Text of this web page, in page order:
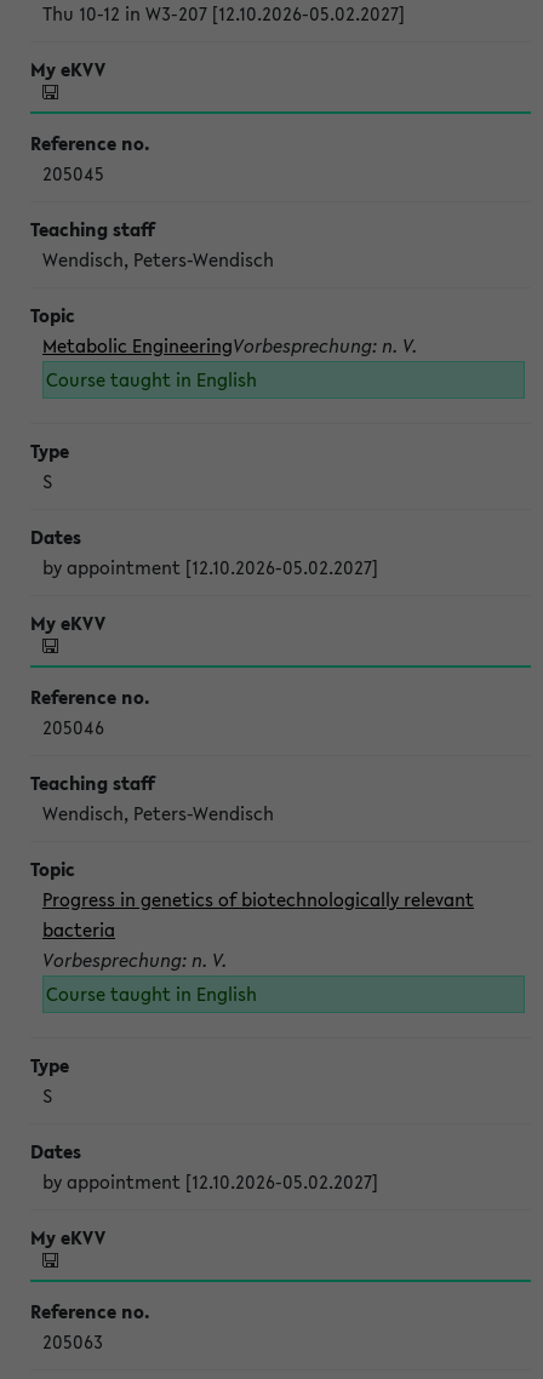
Thu 10-12 in W3-207 [12.10.2026-05.02.2027]
205045
Wendisch, Peters-Wendisch
Metabolic EngineeringVorbesprechung: n. V.
Course taught in English
S
by appointment [12.10.2026-05.02.2027]
205046
Wendisch, Peters-Wendisch
Progress in genetics of biotechnologically relevant
bacteria
Vorbesprechung: n. V.
Course taught in English
S
by appointment [12.10.2026-05.02.2027]
205063